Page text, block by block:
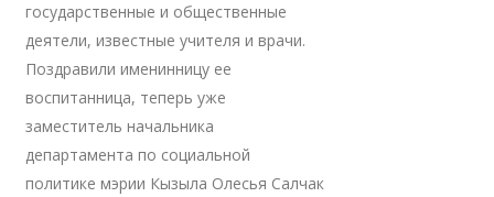
государственные и общественные
деятели, известные учителя и врачи.
Поздравили именинницу ее
воспитанница, теперь уже
заместитель начальника
департамента по социальной
политике мэрии Кызыла Олесья Салчак